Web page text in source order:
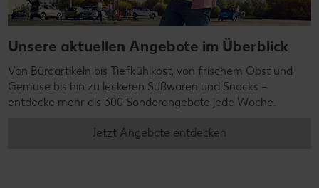
Unsere aktuellen Angebote im Überblick
Von Büroartikeln bis Tiefkühlkost, von frischem Obst und
Gemüse bis hin zu leckeren Süßwaren und Snacks –
entdecke mehr als 300 Sonderangebote jede Woche.
Jetzt Angebote entdecken